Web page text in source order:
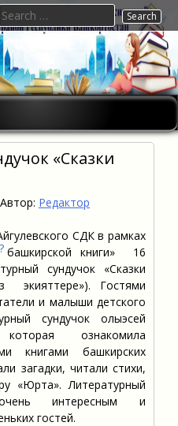
«Сказки
Автор: Редактор
СДК в рамках
башкирской книги» 16
сундучок «Сказки
экияттере»). Гостями
и малыши детского
сундучок олыэсей
ознакомила
книгами башкирских
загадки, читали стихи,
«Юрта». Литературный
интересным и
гостей.